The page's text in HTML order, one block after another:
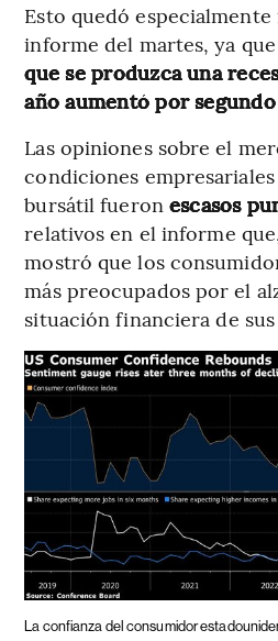
Esto quedó
informe del martes, ya
que se produzca una
año aumentó por
Las opiniones sobre el
condiciones
bursátil fueron escasos
relativos en el informe
mostró que los
más preocupados por el
situación financiera de
La confianza del consumidor